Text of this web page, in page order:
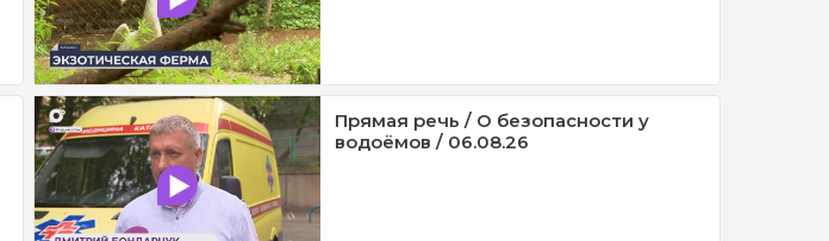
Прямая речь / О безопасности у
водоёмов / 06.08.26